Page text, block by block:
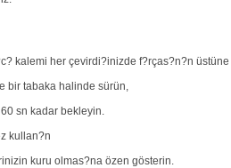
kalemi her çevirdi?inizde f?rças?n?n
bir tabaka halinde sürün,
sn kadar bekleyin.
kullan?n
kuru olmas?na özen gösterin.